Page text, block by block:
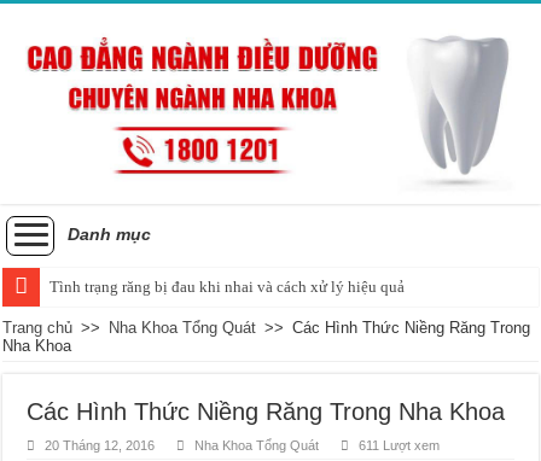
Danh mục
Tình trạng răng bị đau khi nhai và cách xử lý hiệu quả
Trang chủ >> Nha Khoa Tổng Quát >> Các Hình Thức Niềng Răng Trong
Nha Khoa
Các Hình Thức Niềng Răng Trong Nha Khoa
20 Tháng 12, 2016 Nha Khoa Tổng Quát 611 Lượt xem